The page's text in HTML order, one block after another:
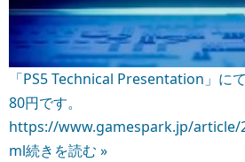
「PS5 Technical Presentation」に
80円です。
https://www.gamespark.jp/article/
ml続きを読む »